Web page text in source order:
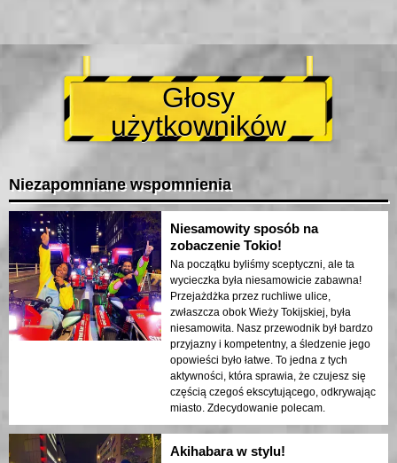
Głosy
użytkowników
Niezapomniane wspomnienia
Niesamowity sposób na
zobaczenie Tokio!
Na początku byliśmy sceptyczni, ale ta
wycieczka była niesamowicie zabawna!
Przejażdżka przez ruchliwe ulice,
zwłaszcza obok Wieży Tokijskiej, była
niesamowita. Nasz przewodnik był bardzo
przyjazny i kompetentny, a śledzenie jego
opowieści było łatwe. To jedna z tych
aktywności, która sprawia, że czujesz się
częścią czegoś ekscytującego, odkrywając
miasto. Zdecydowanie polecam.
Akihabara w stylu!